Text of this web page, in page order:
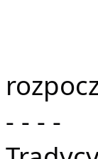
- - - -